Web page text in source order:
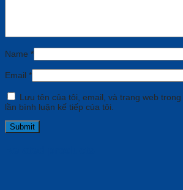
Name *
Email *
Lưu tên của tôi, email, và trang web
lần bình luận kế tiếp của tôi.